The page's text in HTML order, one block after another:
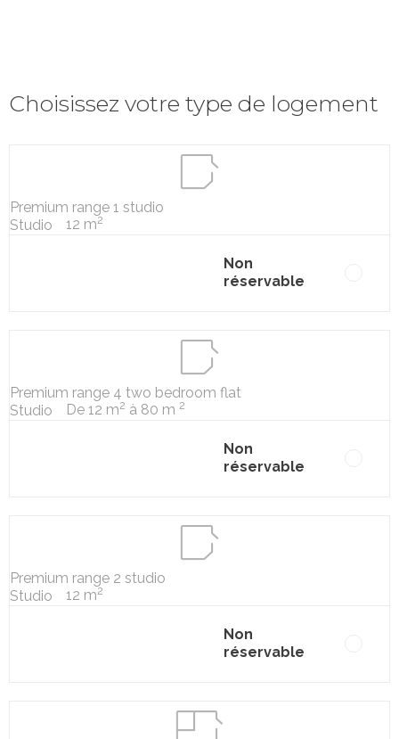
Choisissez votre type de logement
Premium range 1 studio
Studio
12 m2
Non
réservable
Premium range 4 two bedroom flat
Studio
De 12 m2 à 80 m 2
Non
réservable
Premium range 2 studio
Studio
12 m2
Non
réservable